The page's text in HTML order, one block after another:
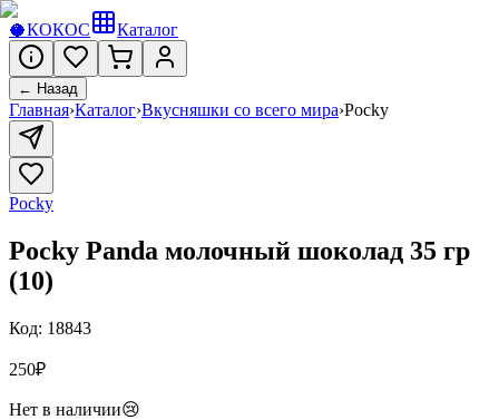
🥥КОКОС Каталог
← Назад
Главная›Каталог›Вкусняшки со всего мира›Pocky
Pocky
Pocky Panda молочный шоколад 35 гр
(10)
Код: 18843
250₽
Нет в наличии😢